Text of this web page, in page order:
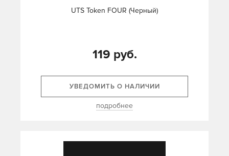
UTS Token FOUR (Черный)
119 руб.
УВЕДОМИТЬ О НАЛИЧИИ
подробнее